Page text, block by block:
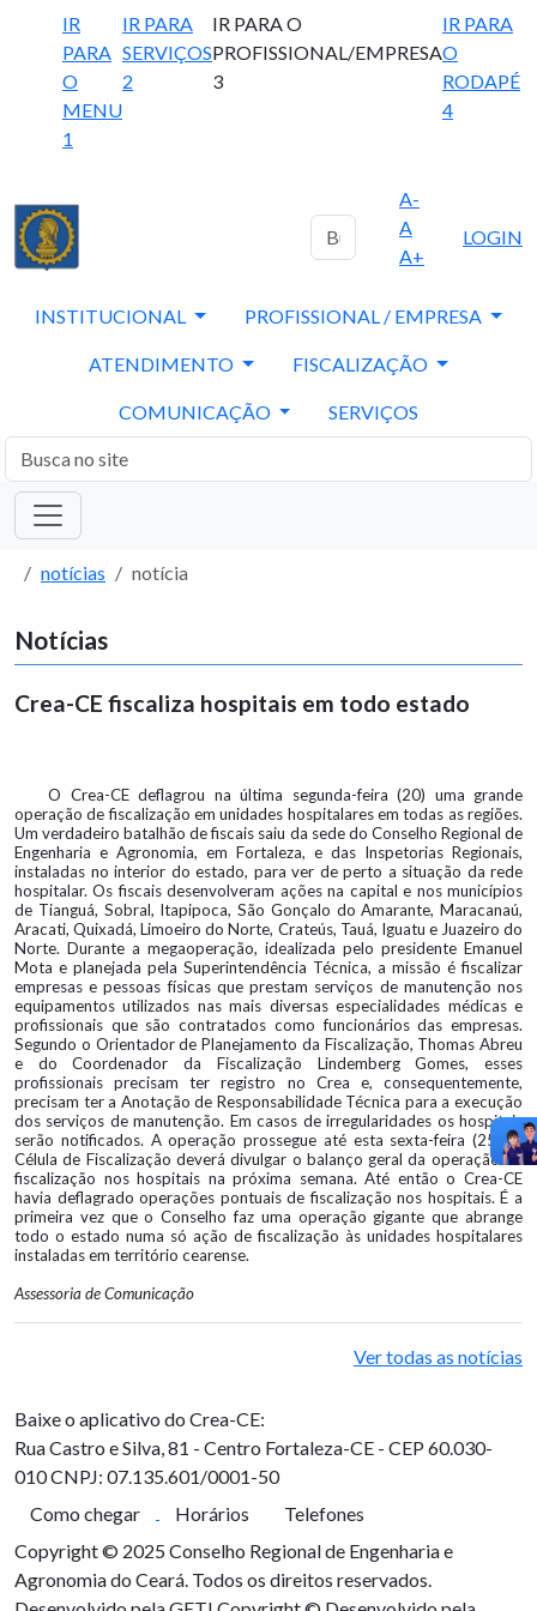
IR
PARA
O
MENU
1
IR PARA
SERVIÇOS
2
IR PARA O
PROFISSIONAL/EMPRESA
3
IR PARA
O
RODAPÉ
4
A-
A
A+
LOGIN
INSTITUCIONAL PROFISSIONAL / EMPRESA
ATENDIMENTO FISCALIZAÇÃO
COMUNICAÇÃO SERVIÇOS
notícias notícia
Notícias
Crea-CE fiscaliza hospitais em todo estado
O Crea-CE deflagrou na última segunda-feira (20) uma grande
operação de fiscalização em unidades hospitalares em todas as regiões.
Um verdadeiro batalhão de fiscais saiu da sede do Conselho Regional de
Engenharia e Agronomia, em Fortaleza, e das Inspetorias Regionais,
instaladas no interior do estado, para ver de perto a situação da rede
hospitalar. Os fiscais desenvolveram ações na capital e nos municípios
de Tianguá, Sobral, Itapipoca, São Gonçalo do Amarante, Maracanaú,
Aracati, Quixadá, Limoeiro do Norte, Crateús, Tauá, Iguatu e Juazeiro do
Norte. Durante a megaoperação, idealizada pelo presidente Emanuel
Mota e planejada pela Superintendência Técnica, a missão é fiscalizar
empresas e pessoas físicas que prestam serviços de manutenção nos
equipamentos utilizados nas mais diversas especialidades médicas e
profissionais que são contratados como funcionários das empresas.
Segundo o Orientador de Planejamento da Fiscalização, Thomas Abreu
e do Coordenador da Fiscalização Lindemberg Gomes, esses
profissionais precisam ter registro no Crea e, consequentemente,
precisam ter a Anotação de Responsabilidade Técnica para a execução
dos serviços de manutenção. Em casos de irregularidades os hospitais
serão notificados. A operação prossegue até esta sexta-feira (25). A
Célula de Fiscalização deverá divulgar o balanço geral da operação de
fiscalização nos hospitais na próxima semana. Até então o Crea-CE
havia deflagrado operações pontuais de fiscalização nos hospitais. É a
primeira vez que o Conselho faz uma operação gigante que abrange
todo o estado numa só ação de fiscalização às unidades hospitalares
instaladas em território cearense.
Assessoria de Comunicação
Ver todas as notícias
Baixe o aplicativo do Crea-CE:
Rua Castro e Silva, 81 - Centro Fortaleza-CE - CEP 60.030-
010CNPJ: 07.135.601/0001-50
Como chegar
Horários
Telefones
Copyright © 2025 Conselho Regional de Engenharia e
Agronomia do Ceará. Todos os direitos reservados.